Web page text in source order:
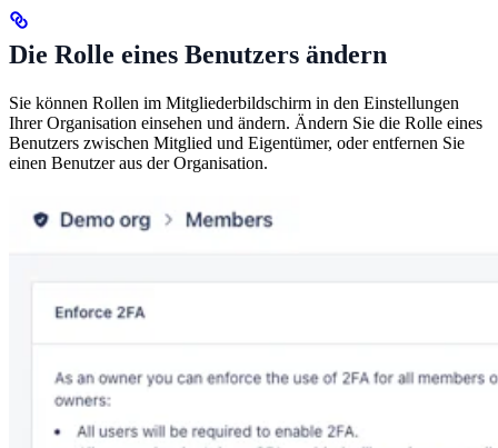
Die Rolle eines Benutzers ändern
Sie können Rollen im Mitgliederbildschirm in den Einstellungen
Ihrer Organisation einsehen und ändern. Ändern Sie die Rolle eines
Benutzers zwischen Mitglied und Eigentümer, oder entfernen Sie
einen Benutzer aus der Organisation.